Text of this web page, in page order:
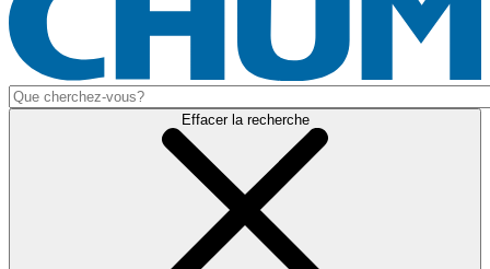
Effacer la recherche